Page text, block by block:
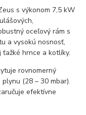
s výkonom 7,5 kW
oceľový rám s
a vysokú nosnosť,
hrnce a kotlíky.
rovnomerný
(28 – 30 mbar).
efektívne